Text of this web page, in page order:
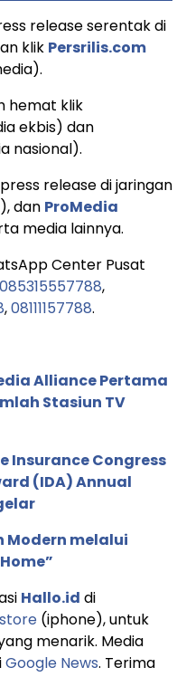
release serentak di
klik Persrilis.com
hemat klik
ekbis) dan
nasional).
release di jaringan
dan ProMedia
media lainnya.
Center Pusat
085315557788,
,08111157788.
Alliance Pertama
Stasiun TV
Insurance Congress
(IDA) Annual
Modern melalui
Hallo.id di
(iphone), untuk
menarik. Media
Google News. Terima